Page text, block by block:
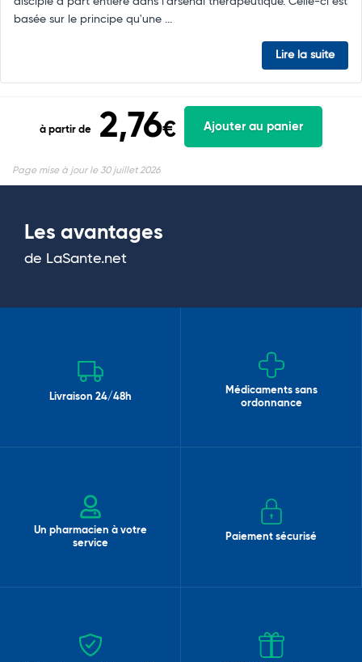
basée sur le principe qu'une ...
Lire la suite
à partir de 2,76€ Ajouter au panier
Page mise à jour le 30 juillet 2026
Les avantages
de LaSante.net
Livraison 24/48h
Médicaments sans
ordonnance
Un pharmacien à votre
service
Paiement sécurisé